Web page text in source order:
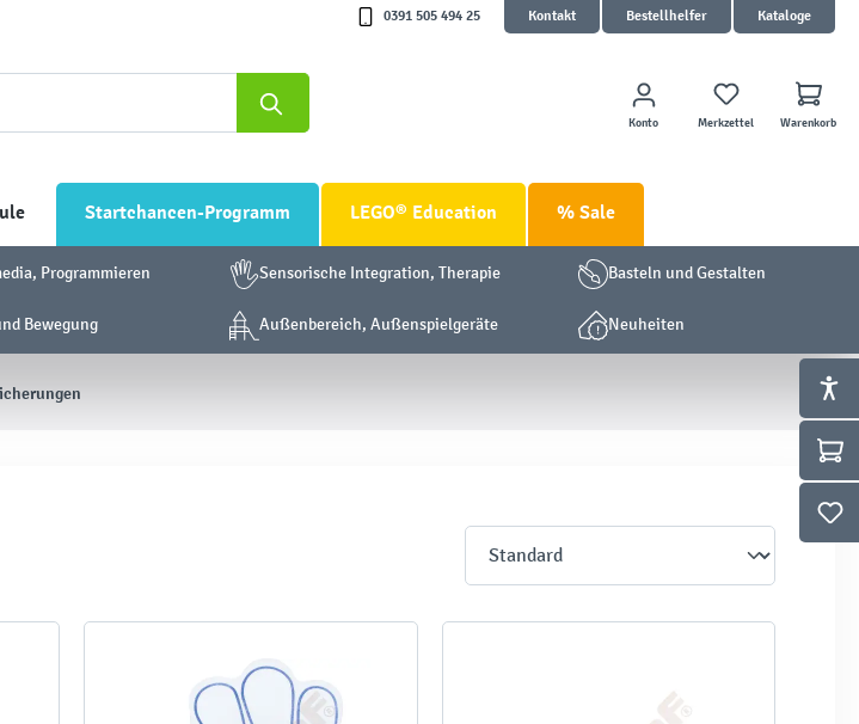
0391 505 494 25 Kontakt Bestellhelfer Kataloge
Konto Merkzettel Warenkorb
Startchancen-Programm LEGO® Education % Sale
Programmieren Sensorische Integration, Therapie Basteln und Gestalten
Bewegung Außenbereich, Außenspielgeräte Neuheiten